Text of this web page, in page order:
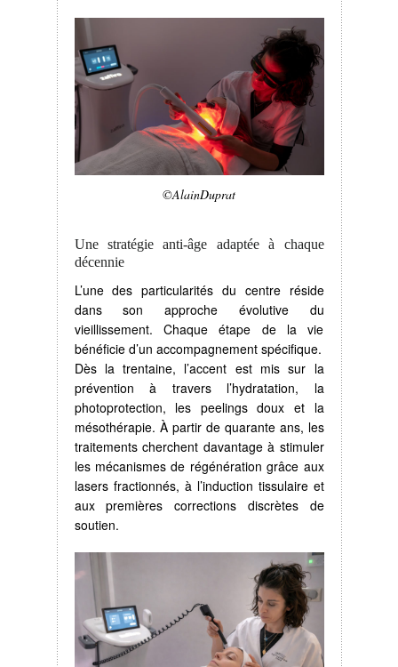
©AlainDuprat
Une stratégie anti-âge adaptée à chaque
décennie
L’une des particularités du centre réside
dans son approche évolutive du
vieillissement. Chaque étape de la vie
bénéficie d’un accompagnement spécifique.
Dès la trentaine, l’accent est mis sur la
prévention à travers l’hydratation, la
photoprotection, les peelings doux et la
mésothérapie. À partir de quarante ans, les
traitements cherchent davantage à stimuler
les mécanismes de régénération grâce aux
lasers fractionnés, à l’induction tissulaire et
aux premières corrections discrètes de
soutien.